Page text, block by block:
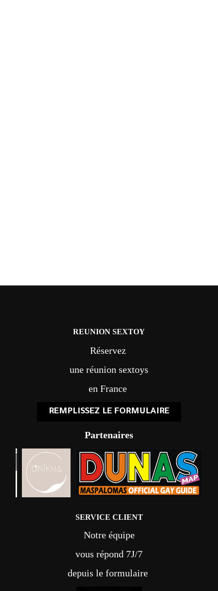
REUNION SEXTOY
Réservez
une réunion sextoys
en France
REMPLISSEZ LE FORMULAIRE
Partenaires
SERVICE CLIENT
Notre équipe
vous répond 7J/7
depuis le formulaire